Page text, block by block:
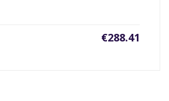
€288.41